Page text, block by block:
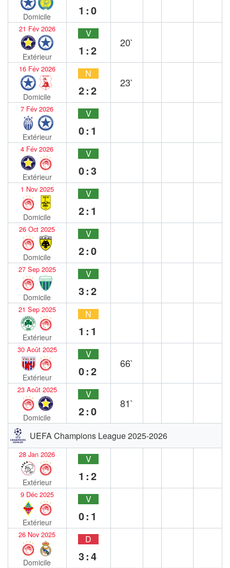
Domicile 1:0
21 Fév 2026
Extérieur
V
1:2
20`
16 Fév 2026
Domicile
N
2:2
23`
7 Fév 2026
Extérieur
V
0:1
4 Fév 2026
Extérieur
V
0:3
1 Nov 2025
Domicile
V
2:1
26 Oct 2025
Domicile
V
2:0
27 Sep 2025
Domicile
V
3:2
21 Sep 2025
Extérieur
N
1:1
30 Août 2025
Extérieur
V
0:2
66`
23 Août 2025
Domicile
V
2:0
81`
UEFA Champions League 2025-2026
28 Jan 2026
Extérieur
V
1:2
9 Déc 2025
Extérieur
V
0:1
26 Nov 2025
Domicile
D
3:4